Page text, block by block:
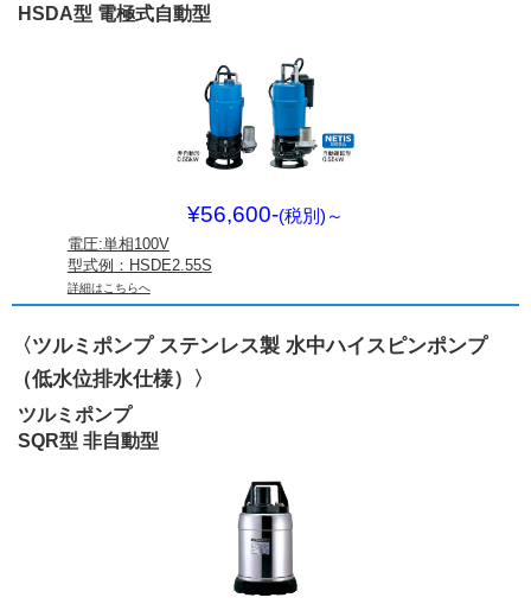
HSDA型 電極式自動型
¥56,600-(税別) ～
電圧:単相100V
型式例：HSDE2.55S
詳細はこちらへ
〈ツルミポンプ ステンレス製 水中ハイスピンポンプ
（低水位排水仕様）〉
ツルミポンプ
SQR型 非自動型